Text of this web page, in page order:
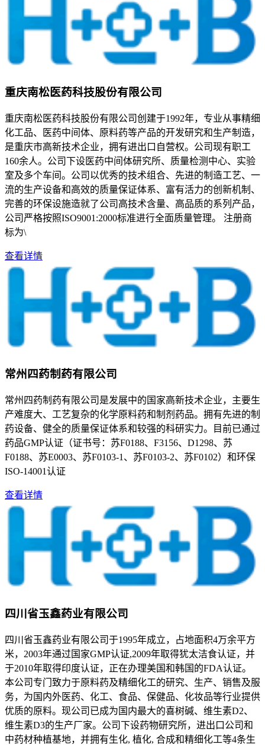
重庆南松医药科技股份有限公司
重庆南松医药科技股份有限公司创建于1992年，专业从事精细
化工品、医药中间体、原料药等产品的开发研究和生产制造，
是重庆市高新技术企业，拥有进出口自营权。公司现有职工
160余人。公司下设医药中间体研究所、质量检测中心、实验
室及多个车间。公司以优秀的技术组合、先进的制造工艺、一
流的生产设备和高效的质量保证体系、富有活力的创新机制、
完善的环保设施造就了公司高技术含量、高品质的系列产品，
公司严格按照ISO9001:2000标准进行全面质量管理。 注册商
标为\
查看详情
常州四药制药有限公司
常州四药制药有限公司是发展中的国家高新技术企业，主要生
产难度大、工艺复杂的化学原料药和制剂药品。拥有先进的制
药设备、健全的质量保证体系和较强的科研实力。目前已通过
药品GMP认证（证书号：苏F0188、F3156、D1298、苏
F0188、苏E0003、苏F0103-1、苏F0103-2、苏F0102）和环保
ISO-14001认证
查看详情
四川省玉鑫药业有限公司
四川省玉鑫药业有限公司于1995年成立，占地面积4万余平方
米，2003年通过国家GMP认证,2009年取得犹太洁食认证，并
于2010年取得印度认证，正在办理美国和韩国的FDA认证。
本公司专门致力于原料药及精细化工的研究、生产、销售及服
务，为国内外医药、化工、食品、保健品、化妆品等行业提供
优质的原料。现公司已成为国内最大的喜树碱、维生素D2、
维生素D3的生产厂家。公司下设药物研究所，进出口公司和
中药材种植基地，并拥有生化, 植化, 合成和精细化工等4条生